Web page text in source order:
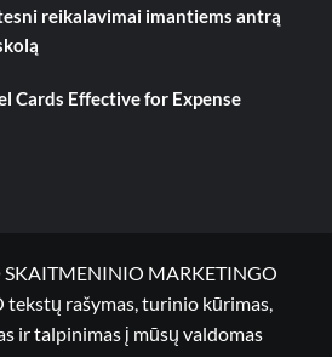
reikalavimai imantiems antrą
Cards Effective for Expense
SKAITMENINIO MARKETINGO
tekstų rašymas, turinio kūrimas,
ir talpinimas į mūsų valdomas